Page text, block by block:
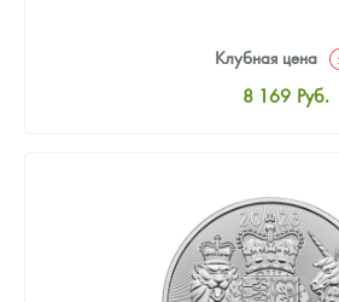
Клубная цена
8 169 Руб.
Цена выкупа
Звоните